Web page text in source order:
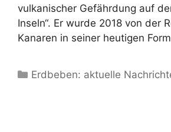
vulkanischer Gefährdung auf
Inseln“. Er wurde 2018 von der
Kanaren in seiner heutigen
Kategorien
Erdbeben: aktuelle